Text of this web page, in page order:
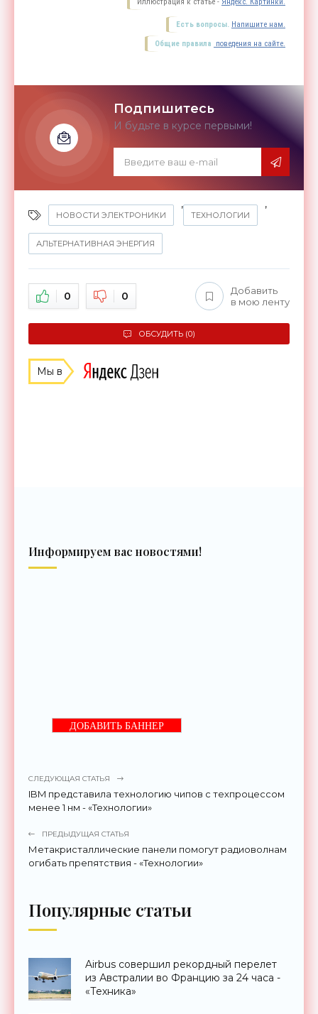
Иллюстрация к статье - Яндекс. Картинки.
Есть вопросы. Напишите нам.
Общие правила поведения на сайте.
Подпишитесь
И будьте в курсе первыми!
НОВОСТИ ЭЛЕКТРОНИКИ
,
ТЕХНОЛОГИИ
,
АЛЬТЕРНАТИВНАЯ ЭНЕРГИЯ
0 0
Добавить
в мою ленту
ОБСУДИТЬ (0)
Мы в
Информируем вас новостями!
ДОБАВИТЬ БАННЕР
СЛЕДУЮЩАЯ СТАТЬЯ
IBM представила технологию чипов с техпроцессом
менее 1 нм - «Технологии»
ПРЕДЫДУЩАЯ СТАТЬЯ
Метакристаллические панели помогут радиоволнам
огибать препятствия - «Технологии»
Популярные статьи
Airbus совершил рекордный перелет
из Австралии во Францию за 24 часа -
«Техника»